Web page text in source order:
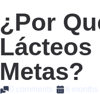
¿Por
Lácteos
Metas?
0 comments 6 months